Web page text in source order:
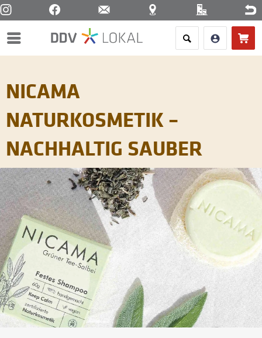
Menü
NICAMA
NATURKOSMETIK –
NACHHALTIG SAUBER